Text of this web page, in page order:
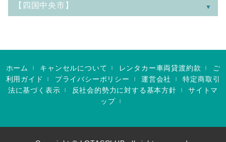
【四国中央市】
ホーム キャンセルについて レンタカー車両貸渡約款
ご
利用ガイド
プライバシーポリシー 運営会社 |特定商取引
法に基づく表示
反社会的勢力に対する基本方針
サイトマ
ップ